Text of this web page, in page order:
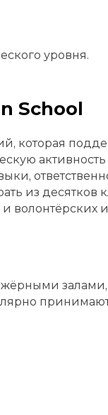
уровня.
School
которая
из десятков
и волонтёрских
принимают